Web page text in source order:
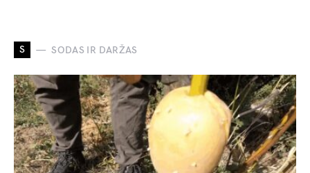
S SODAS IR DARŽAS